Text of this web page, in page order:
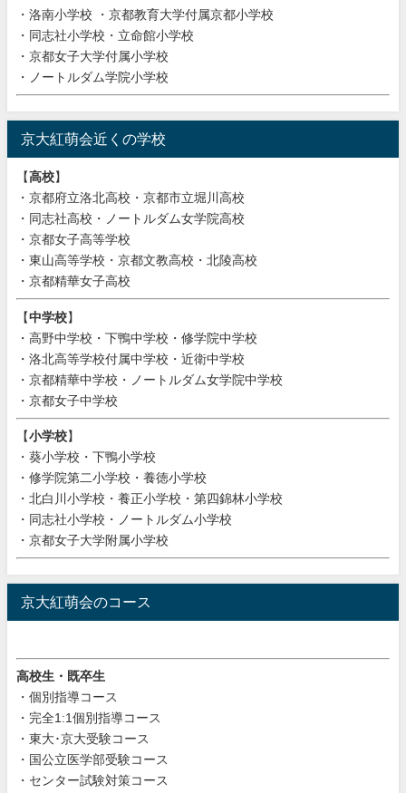
・洛南小学校 ・京都教育大学付属京都小学校
・同志社小学校・立命館小学校
・京都女子大学付属小学校
・ノートルダム学院小学校
京大紅萌会近くの学校
【高校】
・京都府立洛北高校・京都市立堀川高校
・同志社高校・ノートルダム女学院高校
・京都女子高等学校
・東山高等学校・京都文教高校・北陵高校
・京都精華女子高校
【中学校】
・高野中学校・下鴨中学校・修学院中学校
・洛北高等学校付属中学校・近衛中学校
・京都精華中学校・ノートルダム女学院中学校
・京都女子中学校
【小学校】
・葵小学校・下鴨小学校
・修学院第二小学校・養徳小学校
・北白川小学校・養正小学校・第四錦林小学校
・同志社小学校・ノートルダム小学校
・京都女子大学附属小学校
京大紅萌会のコース
高校生・既卒生
・個別指導コース
・完全1:1個別指導コース
・東大･京大受験コース
・国公立医学部受験コース
・センター試験対策コース